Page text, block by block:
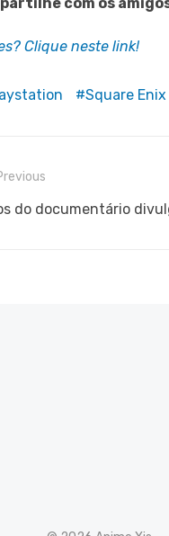
Clique neste link!
Square Enix
do documentário